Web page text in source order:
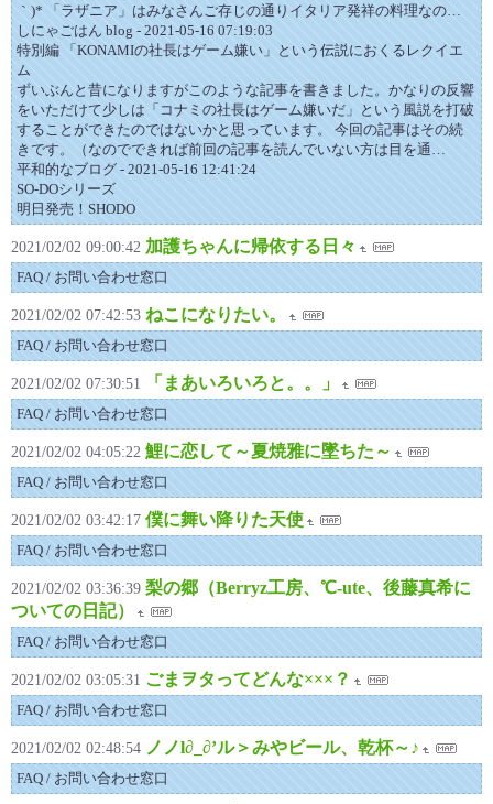
｀)* 「ラザニア」はみなさんご存じの通りイタリア発祥の料理なの…
しにゃごはん blog - 2021-05-16 07:19:03
特別編 「KONAMIの社長はゲーム嫌い」という伝説におくるレクイエ
ム
ずいぶんと昔になりますがこのような記事を書きました。かなりの反響
をいただけて少しは「コナミの社長はゲーム嫌いだ」という風説を打破
することができたのではないかと思っています。 今回の記事はその続
きです。（なのでできれば前回の記事を読んでいない方は目を通…
平和的なブログ - 2021-05-16 12:41:24
SO-DOシリーズ
明日発売！SHODO
2021/02/02 09:00:42 加護ちゃんに帰依する日々
FAQ / お問い合わせ窓口
2021/02/02 07:42:53 ねこになりたい。
FAQ / お問い合わせ窓口
2021/02/02 07:30:51 「まあいろいろと。。」
FAQ / お問い合わせ窓口
2021/02/02 04:05:22 鯉に恋して～夏焼雅に墜ちた～
FAQ / お問い合わせ窓口
2021/02/02 03:42:17 僕に舞い降りた天使
FAQ / お問い合わせ窓口
2021/02/02 03:36:39 梨の郷（Berryz工房、℃-ute、後藤真希に
ついての日記）
FAQ / お問い合わせ窓口
2021/02/02 03:05:31 ごまヲタってどんな×××？
FAQ / お問い合わせ窓口
2021/02/02 02:48:54 ノノl∂_∂’ル＞みやビール、乾杯～♪
FAQ / お問い合わせ窓口